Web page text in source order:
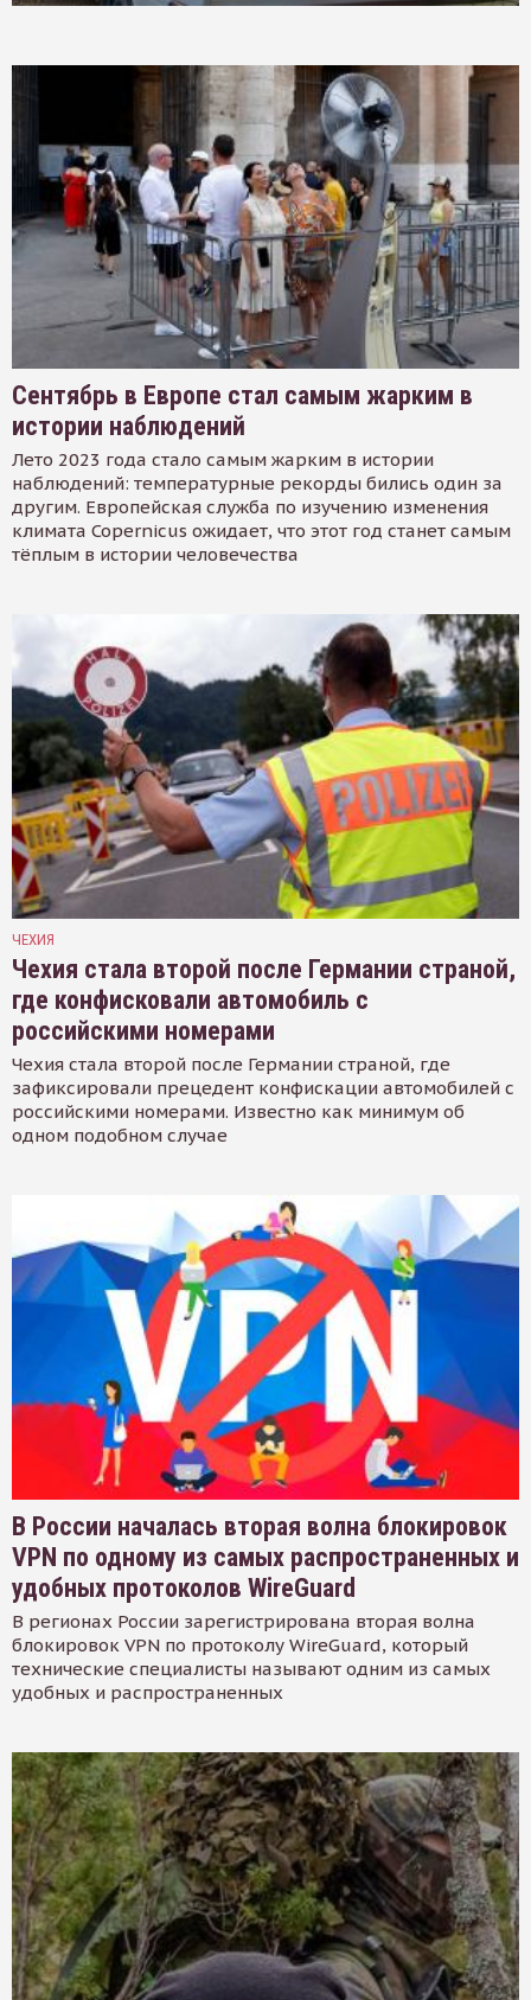
Сентябрь в Европе стал самым жарким в
истории наблюдений
Лето 2023 года стало самым жарким в истории
наблюдений: температурные рекорды бились один за
другим. Европейская служба по изучению изменения
климата Copernicus ожидает, что этот год станет самым
тёплым в истории человечества
ЧЕХИЯ
Чехия стала второй после Германии страной,
где конфисковали автомобиль с
российскими номерами
Чехия стала второй после Германии страной, где
зафиксировали прецедент конфискации автомобилей с
российскими номерами. Известно как минимум об
одном подобном случае
В России началась вторая волна блокировок
VPN по одному из самых распространенных и
удобных протоколов WireGuard
В регионах России зарегистрирована вторая волна
блокировок VPN по протоколу WireGuard, который
технические специалисты называют одним из самых
удобных и распространенных